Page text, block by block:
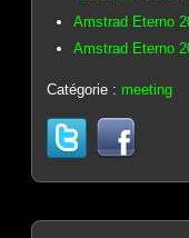
Amstrad Eterno
Amstrad Eterno
Catégorie : meeting